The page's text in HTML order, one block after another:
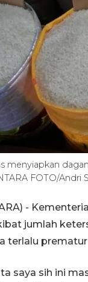
menyiapkan
FOTO/Andri
-
jumlah
terlalu
saya sih ini